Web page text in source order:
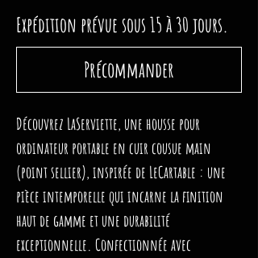
Expédition prévue sous 15 à 30 jours.
Précommander
Découvrez LaServiette, une housse pour
ordinateur portable en cuir cousue main
(point sellier), inspirée de LeCartable : une
pièce intemporelle qui incarne la finition
haut de gamme et une durabilité
exceptionnelle. Confectionnée avec